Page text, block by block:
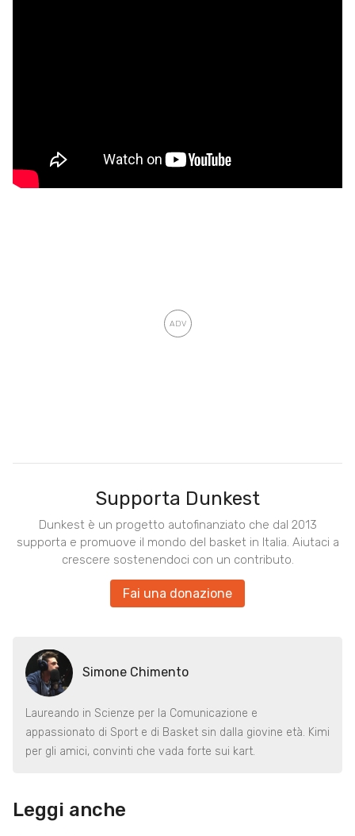
Supporta Dunkest
Dunkest è un progetto autofinanziato che dal 2013
supporta e promuove il mondo del basket in Italia. Aiutaci a
crescere sostenendoci con un contributo.
Fai una donazione
Simone Chimento
Laureando in Scienze per la Comunicazione e
appassionato di Sport e di Basket sin dalla giovine età. Kimi
per gli amici, convinti che vada forte sui kart.
Leggi anche